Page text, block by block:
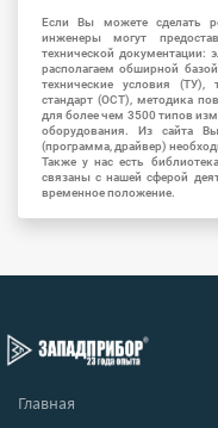
Если Вы можете сделать
инженеры могут
технической документации:
располагаем обширной
технические условия (ТУ),
стандарт (ОСТ), методика
для более чем 3500 типов
оборудования. Из сайта
(программа, драйвер)
Также у нас есть
связаны с нашей сферой
временное положение.
Главная